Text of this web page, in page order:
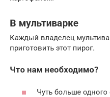
В мультиварке
Каждый владелец
приготовить этот пирог.
Что нам необходимо?
Чуть больше одного